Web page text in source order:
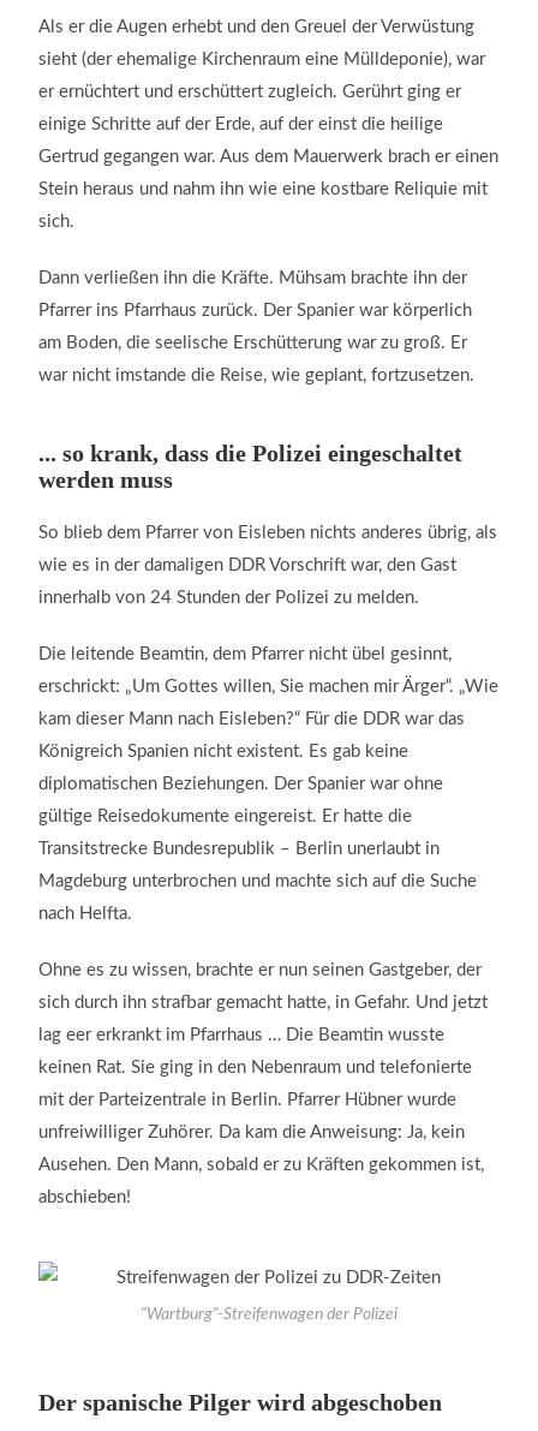
Als er die Augen erhebt und den Greuel der Verwüstung
sieht (der ehemalige Kirchenraum eine Mülldeponie), war
er ernüchtert und erschüttert zugleich. Gerührt ging er
einige Schritte auf der Erde, auf der einst die heilige
Gertrud gegangen war. Aus dem Mauerwerk brach er einen
Stein heraus und nahm ihn wie eine kostbare Reliquie mit
sich.
Dann verließen ihn die Kräfte. Mühsam brachte ihn der
Pfarrer ins Pfarrhaus zurück. Der Spanier war körperlich
am Boden, die seelische Erschütterung war zu groß. Er
war nicht imstande die Reise, wie geplant, fortzusetzen.
... so krank, dass die Polizei eingeschaltet
werden muss
So blieb dem Pfarrer von Eisleben nichts anderes übrig, als
wie es in der damaligen DDR Vorschrift war, den Gast
innerhalb von 24 Stunden der Polizei zu melden.
Die leitende Beamtin, dem Pfarrer nicht übel gesinnt,
erschrickt: „Um Gottes willen, Sie machen mir Ärger“. „Wie
kam dieser Mann nach Eisleben?“ Für die DDR war das
Königreich Spanien nicht existent. Es gab keine
diplomatischen Beziehungen. Der Spanier war ohne
gültige Reisedokumente eingereist. Er hatte die
Transitstrecke Bundesrepublik – Berlin unerlaubt in
Magdeburg unterbrochen und machte sich auf die Suche
nach Helfta.
Ohne es zu wissen, brachte er nun seinen Gastgeber, der
sich durch ihn strafbar gemacht hatte, in Gefahr. Und jetzt
lag eer erkrankt im Pfarrhaus … Die Beamtin wusste
keinen Rat. Sie ging in den Nebenraum und telefonierte
mit der Parteizentrale in Berlin. Pfarrer Hübner wurde
unfreiwilliger Zuhörer. Da kam die Anweisung: Ja, kein
Ausehen. Den Mann, sobald er zu Kräften gekommen ist,
abschieben!
"Wartburg"-Streifenwagen der Polizei
Der spanische Pilger wird abgeschoben